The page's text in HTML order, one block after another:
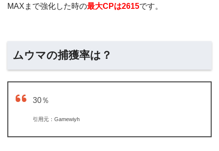
MAXまで強化した時の最大CPは2615です。
ムウマの捕獲率は？
30％
引用元：Gamewiyh